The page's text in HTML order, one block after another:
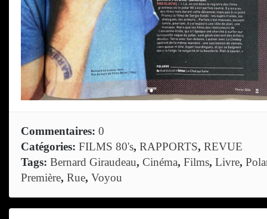
Commentaires: 0
Catégories: FILMS 80's, RAPPORTS, REVUE
Tags: Bernard Giraudeau, Cinéma, Films, Livre,
Première, Rue, Voyou